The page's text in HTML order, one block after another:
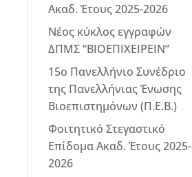
Ακαδ. Έτους 2025-2026
Νέος κύκλος εγγραφών
ΔΠΜΣ “ΒΙΟΕΠΙΧΕΙΡΕΙΝ”
15ο Πανελλήνιο Συνέδριο
της Πανελλήνιας Ένωσης
Βιοεπιστημόνων (Π.Ε.Β.)
Φοιτητικό Στεγαστικό
Επίδομα Ακαδ. Έτους 2025-
2026